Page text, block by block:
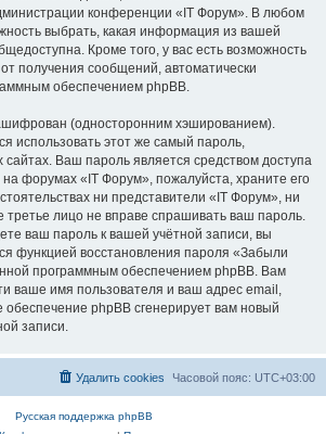
конференции «IT Форум». В любом
выбрать, какая информация из вашей
Кроме того, у вас есть возможность
от получения сообщений, автоматически
обеспечением phpBB.
(односторонним хэшированием).
использовать этот же самый пароль,
сайтах. Ваш пароль является средством доступа
форумах «IT Форум», пожалуйста, храните его
ни представители «IT Форум», ни
третье лицо не вправе спрашивать ваш пароль.
ваш пароль к вашей учётной записи, вы
функцией восстановления пароля «Забыли
программным обеспечением phpBB. Вам
ваше имя пользователя и ваш адрес email,
обеспечение phpBB сгенерирует вам новый
записи.
Часовой пояс: UTC+03:00
Удалить cookies
Русская поддержка phpBB